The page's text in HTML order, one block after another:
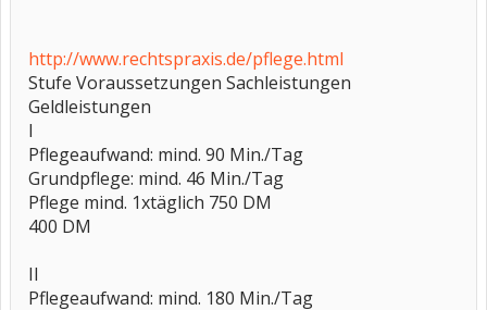
http://www.rechtspraxis.de/pflege.html
Stufe Voraussetzungen Sachleistungen
Geldleistungen
I
Pflegeaufwand: mind. 90 Min./Tag
Grundpflege: mind. 46 Min./Tag
Pflege mind. 1xtäglich 750 DM
400 DM
II
Pflegeaufwand: mind. 180 Min./Tag